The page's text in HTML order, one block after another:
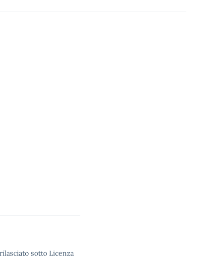
sotto Licenza